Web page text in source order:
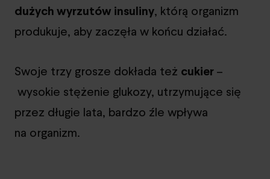
dużych wyrzutów insuliny, którą organizm
produkuje, aby zaczęła w końcu działać.
Swoje trzy grosze dokłada też cukier–
wysokie stężenie glukozy, utrzymujące się
przez długie lata, bardzo źle wpływa
na organizm.